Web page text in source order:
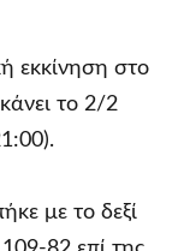
εκκίνηση στο
το 2/2
με το δεξί